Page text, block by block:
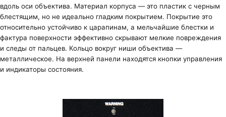
вдоль оси объектива. Материал корпуса — это пластик с черным
блестящим, но не идеально гладким покрытием. Покрытие это
относительно устойчиво к царапинам, а мельчайшие блестки и
фактура поверхности эффективно скрывают мелкие повреждения
и следы от пальцев. Кольцо вокруг ниши объектива —
металлическое. На верхней панели находятся кнопки управления
и индикаторы состояния.